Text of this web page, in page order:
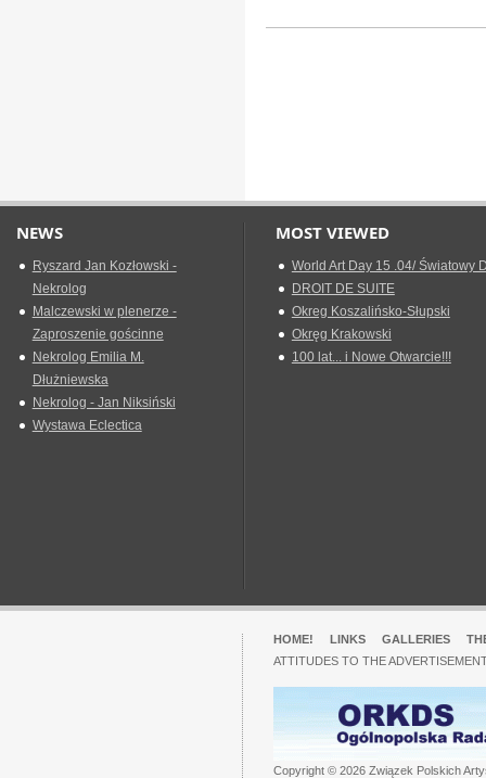
NEWS
Ryszard Jan Kozłowski -
Nekrolog
Malczewski w plenerze -
Zaproszenie gościnne
Nekrolog Emilia M.
Dłużniewska
Nekrolog - Jan Niksiński
Wystawa Eclectica
MOST VIEWED
World Art Day 15 .04/ Światowy
DROIT DE SUITE
Okreg Koszalińsko-Słupski
Okręg Krakowski
100 lat... i Nowe Otwarcie!!!
HOME! LINKS GALLERIES
ATTITUDES TO THE
Copyright © 2026 Związek Polskich